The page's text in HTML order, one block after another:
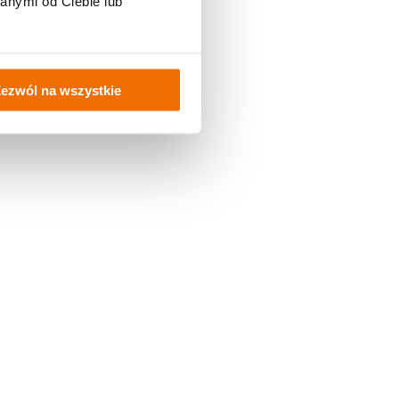
na wszystkie